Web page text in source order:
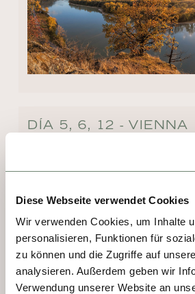
Diese Webseite verwendet Cookies
Wir verwenden Cookies, um Inhalte
personalisieren, Funktionen für
zu können und die Zugriffe auf
analysieren. Außerdem geben wir
Verwendung unserer Website an
DÍA 5, 6, 12 - VIENNA
Viena es una sinfonía de
imperios, hoy seduce con sus
museos de clase mundial.
Mozart y Strauss, pero
contemporáneo. Cafeterías
a saborear un Apfelstrudel,